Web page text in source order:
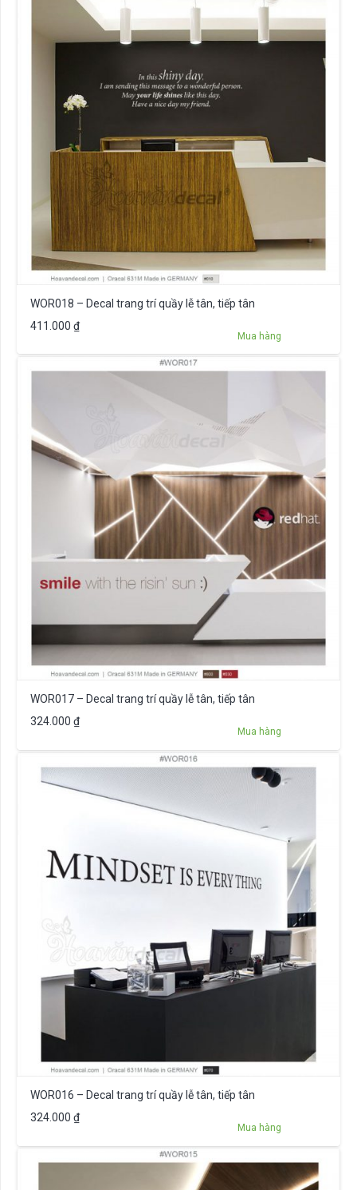
WOR018 – Decal trang trí quầy lễ tân, tiếp tân
411.000 ₫
Mua hàng
WOR017 – Decal trang trí quầy lễ tân, tiếp tân
324.000 ₫
Mua hàng
WOR016 – Decal trang trí quầy lễ tân, tiếp tân
324.000 ₫
Mua hàng